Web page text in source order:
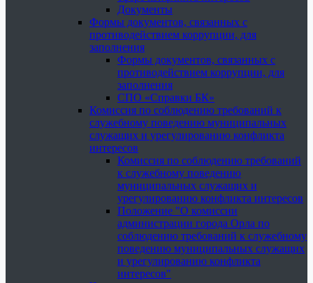
Документы
Формы документов, связанных с
противодействием коррупции, для
заполнения
Формы документов, связанных с
противодействием коррупции, для
заполнения
СПО «Справки БК»
Комиссия по соблюдению требований к
служебному поведению муниципальных
служащих и урегулированию конфликта
интересов
Комиссия по соблюдению требований
к служебному поведению
муниципальных служащих и
урегулированию конфликта интересов
Положение "О комиссии
администрации города Орла по
соблюдению требований к служебному
поведению муниципальных служащих
и урегулированию конфликта
интересов"